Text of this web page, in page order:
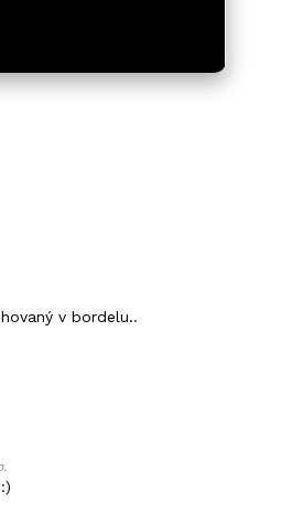
v bordelu..